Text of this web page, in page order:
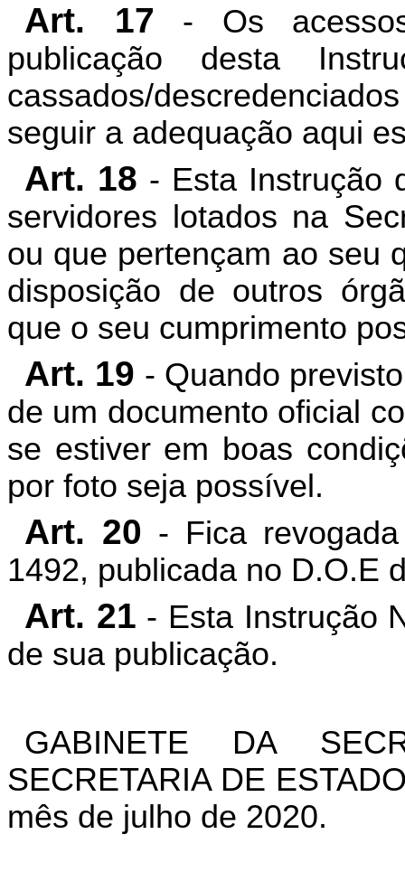
Art. 17 - Os
publicação desta
cassados/
seguir a adequação aqui
Art. 18 - Esta Instrução
servidores lotados na
ou que pertençam ao seu
disposição de outros
que o seu cumprimento
Art. 19 - Quando
de um documento oficial
se estiver em boas
por foto seja possível.
Art. 20 - Fica
1492, publicada no D.O.E
Art. 21 - Esta Instrução
de sua publicação.
GABINETE DA
SECRETARIA DE
mês de julho de 2020.